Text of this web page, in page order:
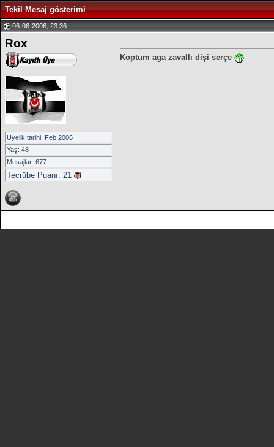
Tekil Mesaj gösterimi
06-06-2006, 23:36
Rox
Üyelik tarihi: Feb 2006
Yaş: 48
Mesajlar: 677
Tecrübe Puanı: 21
Koptum aga zavallı dişi serçe